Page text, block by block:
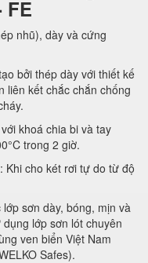
FE
nhũ), dày và cứng
bởi thép dày với thiết kế
liên kết chắc chắn chống
khoá chia bi và tay
trong 2 giờ.
: Khi cho két rơi tự do từ độ
sơn dày, bóng, mịn và
lớp sơn lót chuyên
ven biển Việt Nam
Safes).